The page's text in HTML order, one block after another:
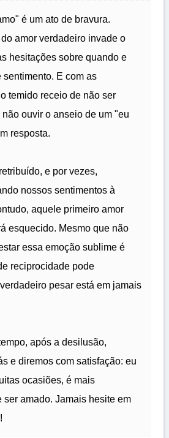
é um ato de bravura.
amor verdadeiro invade o
hesitações sobre quando e
sentimento. E com as
temido receio de não ser
ouvir o anseio de um "eu
resposta.
e por vezes,
nossos sentimentos à
aquele primeiro amor
esquecido. Mesmo que não
essa emoção sublime é
reciprocidade pode
pesar está em jamais
após a desilusão,
e diremos com satisfação: eu
ocasiões, é mais
ser amado. Jamais hesite em